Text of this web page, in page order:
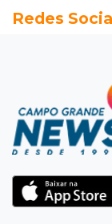
Seleções
Vigia é
dois
para 7º no
Redes